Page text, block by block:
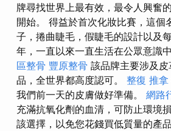
牌尋找世界上最有效，最令人興奮
開始。 得益於首次化妝比賽，這個
子，捲曲睫毛，假睫毛的設計以及
年，一直以來一直生活在公眾意識
區整骨 豐原整骨 該品牌主要涉及
品，全世界都高度認可。 整復 推拿
我們前一天的皮膚做好準備。 網路
充滿抗氧化劑的血清，可防止環境
該選擇，以免您花錢買低質量的產